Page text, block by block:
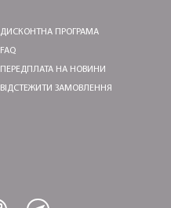
ДИСКОНТНА ПРОГРАМА
FAQ
ПЕРЕДПЛАТА НА НОВИНИ
ВІДСТЕЖИТИ ЗАМОВЛЕННЯ